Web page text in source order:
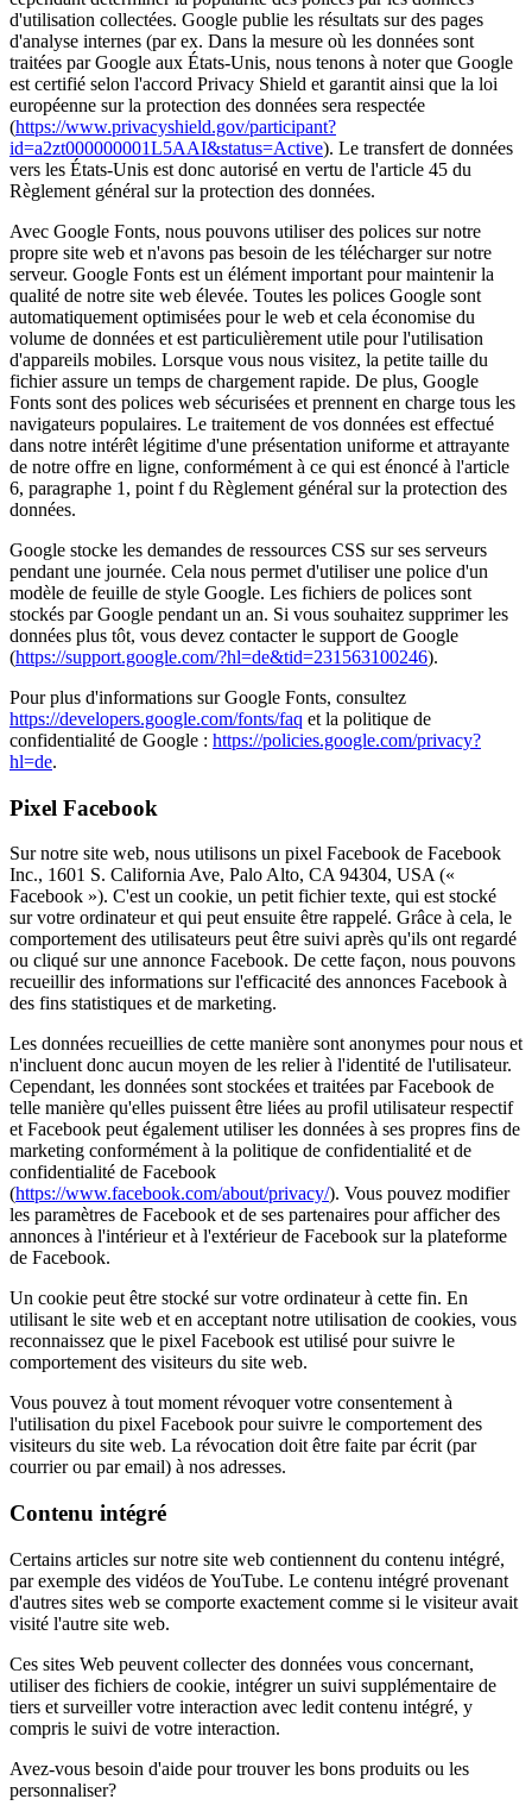
d'utilisation collectées. Google publie les résultats sur des pages
d'analyse internes (par ex. Dans la mesure où les données sont
traitées par Google aux États-Unis, nous tenons à noter que Google
est certifié selon l'accord Privacy Shield et garantit ainsi que la loi
européenne sur la protection des données sera respectée
(https://www.privacyshield.gov/participant?
id=a2zt000000001L5AAI&status=Active). Le transfert de données
vers les États-Unis est donc autorisé en vertu de l'article 45 du
Règlement général sur la protection des données.
Avec Google Fonts, nous pouvons utiliser des polices sur notre
propre site web et n'avons pas besoin de les télécharger sur notre
serveur. Google Fonts est un élément important pour maintenir la
qualité de notre site web élevée. Toutes les polices Google sont
automatiquement optimisées pour le web et cela économise du
volume de données et est particulièrement utile pour l'utilisation
d'appareils mobiles. Lorsque vous nous visitez, la petite taille du
fichier assure un temps de chargement rapide. De plus, Google
Fonts sont des polices web sécurisées et prennent en charge tous les
navigateurs populaires. Le traitement de vos données est effectué
dans notre intérêt légitime d'une présentation uniforme et attrayante
de notre offre en ligne, conformément à ce qui est énoncé à l'article
6, paragraphe 1, point f du Règlement général sur la protection des
données.
Google stocke les demandes de ressources CSS sur ses serveurs
pendant une journée. Cela nous permet d'utiliser une police d'un
modèle de feuille de style Google. Les fichiers de polices sont
stockés par Google pendant un an. Si vous souhaitez supprimer les
données plus tôt, vous devez contacter le support de Google
(https://support.google.com/?hl=de&tid=231563100246).
Pour plus d'informations sur Google Fonts, consultez
https://developers.google.com/fonts/faq et la politique de
confidentialité de Google : https://policies.google.com/privacy?
hl=de.
Pixel Facebook
Sur notre site web, nous utilisons un pixel Facebook de Facebook
Inc., 1601 S. California Ave, Palo Alto, CA 94304, USA («
Facebook »). C'est un cookie, un petit fichier texte, qui est stocké
sur votre ordinateur et qui peut ensuite être rappelé. Grâce à cela, le
comportement des utilisateurs peut être suivi après qu'ils ont regardé
ou cliqué sur une annonce Facebook. De cette façon, nous pouvons
recueillir des informations sur l'efficacité des annonces Facebook à
des fins statistiques et de marketing.
Les données recueillies de cette manière sont anonymes pour nous et
n'incluent donc aucun moyen de les relier à l'identité de l'utilisateur.
Cependant, les données sont stockées et traitées par Facebook de
telle manière qu'elles puissent être liées au profil utilisateur respectif
et Facebook peut également utiliser les données à ses propres fins de
marketing conformément à la politique de confidentialité et de
confidentialité de Facebook
(https://www.facebook.com/about/privacy/). Vous pouvez modifier
les paramètres de Facebook et de ses partenaires pour afficher des
annonces à l'intérieur et à l'extérieur de Facebook sur la plateforme
de Facebook.
Un cookie peut être stocké sur votre ordinateur à cette fin. En
utilisant le site web et en acceptant notre utilisation de cookies, vous
reconnaissez que le pixel Facebook est utilisé pour suivre le
comportement des visiteurs du site web.
Vous pouvez à tout moment révoquer votre consentement à
l'utilisation du pixel Facebook pour suivre le comportement des
visiteurs du site web. La révocation doit être faite par écrit (par
courrier ou par email) à nos adresses.
Contenu intégré
Certains articles sur notre site web contiennent du contenu intégré,
par exemple des vidéos de YouTube. Le contenu intégré provenant
d'autres sites web se comporte exactement comme si le visiteur avait
visité l'autre site web.
Ces sites Web peuvent collecter des données vous concernant,
utiliser des fichiers de cookie, intégrer un suivi supplémentaire de
tiers et surveiller votre interaction avec ledit contenu intégré, y
compris le suivi de votre interaction.
Avez-vous besoin d'aide pour trouver les bons produits ou les
personnaliser?